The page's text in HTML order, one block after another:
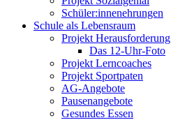
Schüler:innenehrungen
Schule als Lebensraum
Projekt Herausforderung
Das 12-Uhr-Foto
Projekt Lerncoaches
Projekt Sportpaten
AG-Angebote
Pausenangebote
Gesundes Essen